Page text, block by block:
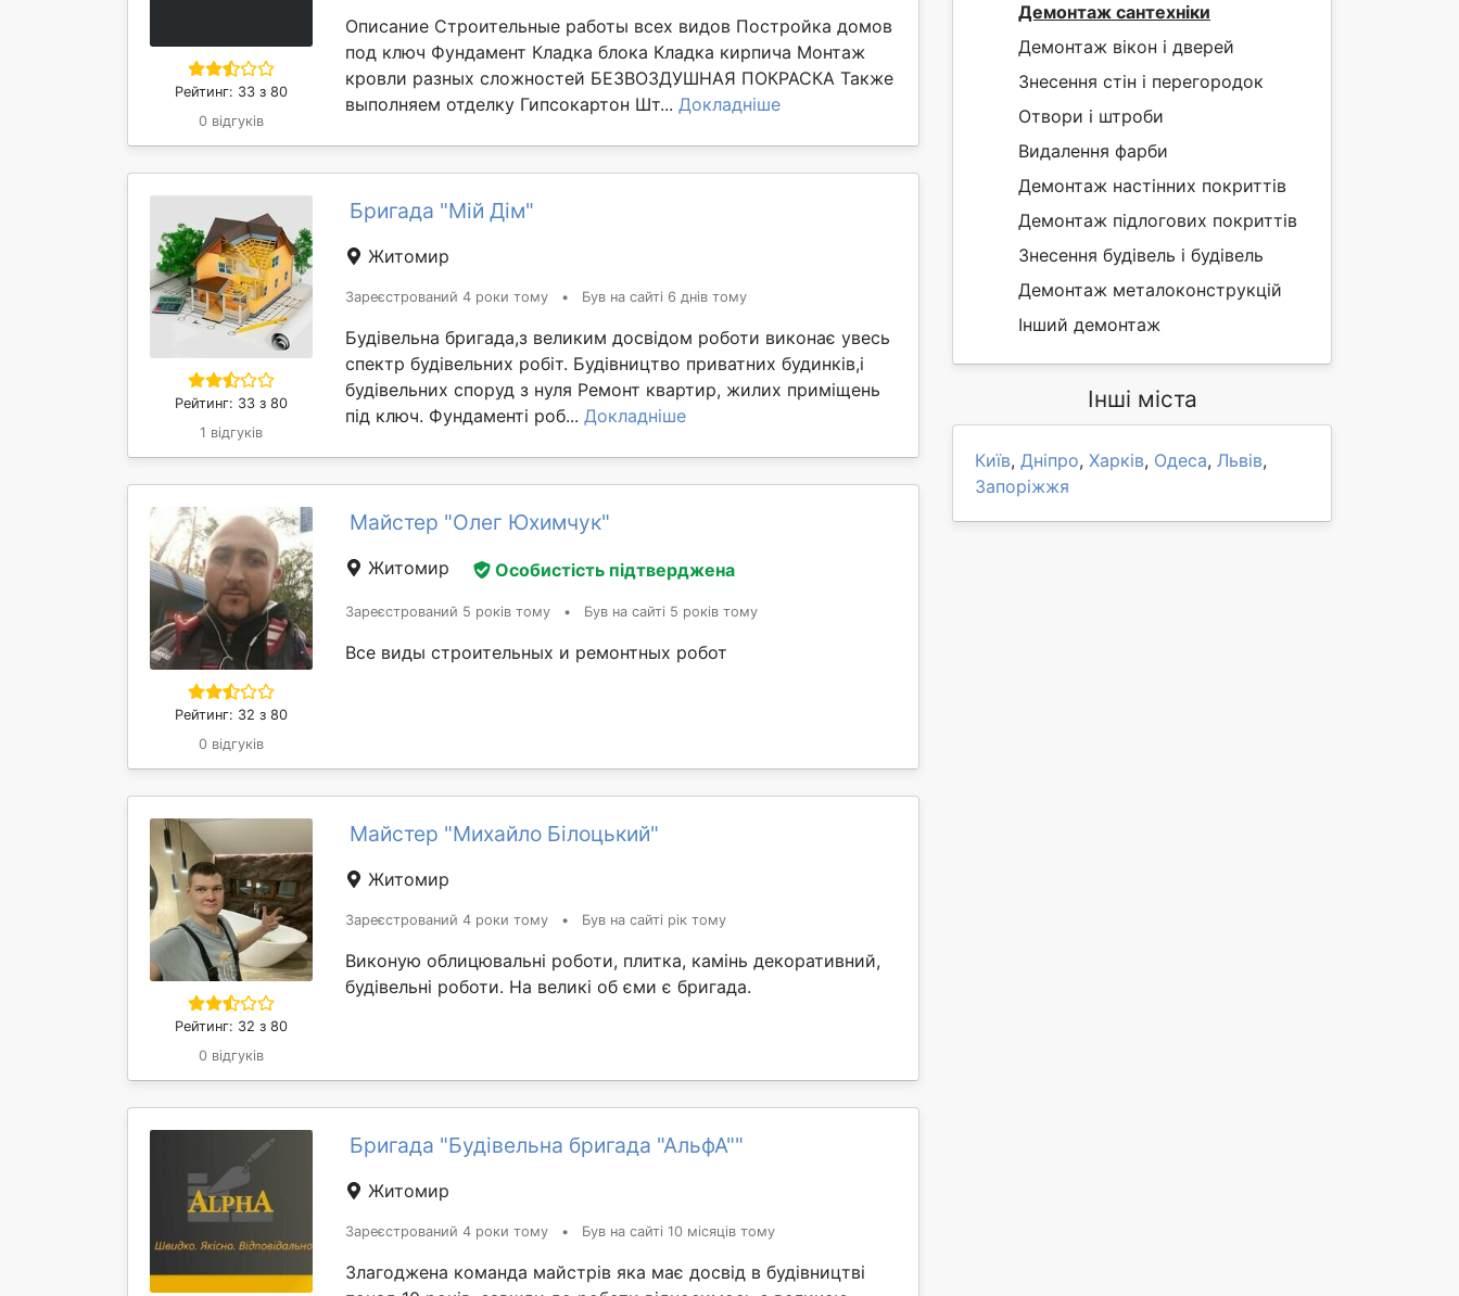
Рейтинг: 33 з 80
0 відгуків
Описание Строительные работы всех видов Постройка домов
под ключ Фундамент Кладка блока Кладка кирпича Монтаж
кровли разных сложностей БЕЗВОЗДУШНАЯ ПОКРАСКА Также
выполняем отделку Гипсокартон Шт... Докладніше
Рейтинг: 33 з 80
1 відгуків
Бригада "Мій Дім"
Житомир
Зареєстрований 4 роки тому • Був на сайті 6 днів тому
Будівельна бригада,з великим досвідом роботи виконає увесь
спектр будівельних робіт. Будівництво приватних будинків,і
будівельних споруд з нуля Ремонт квартир, жилих приміщень
під ключ. Фундаменті роб... Докладніше
Рейтинг: 32 з 80
0 відгуків
Майстер "Олег Юхимчук"
Житомир Особистість підтверджена
Зареєстрований 5 років тому • Був на сайті 5 років тому
Все виды строительных и ремонтных робот
Рейтинг: 32 з 80
0 відгуків
Майстер "Михайло Білоцький"
Житомир
Зареєстрований 4 роки тому • Був на сайті рік тому
Виконую облицювальні роботи, плитка, камінь декоративний,
будівельні роботи. На великі об єми є бригада.
Бригада "Будівельна бригада "АльфА""
Житомир
Зареєстрований 4 роки тому • Був на сайті 10 місяців тому
Злагоджена команда майстрів яка має досвід в будівництві
Демонтаж сантехніки
Демонтаж вікон і дверей
Знесення стін і перегородок
Отвори і штроби
Видалення фарби
Демонтаж настінних покриттів
Демонтаж підлогових покриттів
Знесення будівель і будівель
Демонтаж металоконструкцій
Інший демонтаж
Інші міста
Київ, Дніпро, Харків, Одеса, Львів,
Запоріжжя